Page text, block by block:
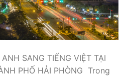
SANG TIẾNG VIỆT TẠI
PHỐ HẢI PHÒNG Trong